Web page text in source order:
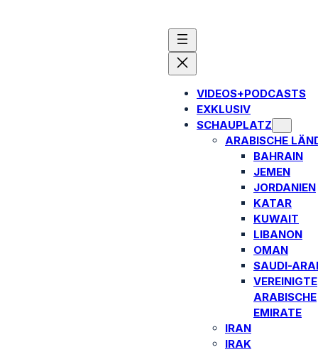
VIDEOS+PODCASTS
EXKLUSIV
SCHAUPLATZ
ARABISCHE
BAHRAIN
JEMEN
JORDANIEN
KATAR
KUWAIT
LIBANON
OMAN
SAUDI-
VEREINIGTE
ARABISCHE
EMIRATE
IRAN
IRAK